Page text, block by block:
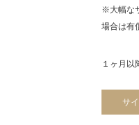
※大幅な
場合は有
１ヶ月以
サ